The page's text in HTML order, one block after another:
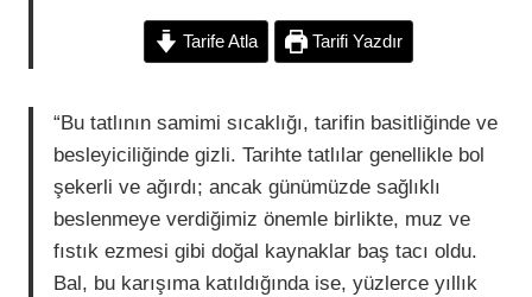
Tarife Atla Tarifi Yazdır
“Bu tatlının samimi sıcaklığı, tarifin basitliğinde ve
besleyiciliğinde gizli. Tarihte tatlılar genellikle bol
şekerli ve ağırdı; ancak günümüzde sağlıklı
beslenmeye verdiğimiz önemle birlikte, muz ve
fıstık ezmesi gibi doğal kaynaklar baş tacı oldu.
Bal, bu karışıma katıldığında ise, yüzlerce yıllık